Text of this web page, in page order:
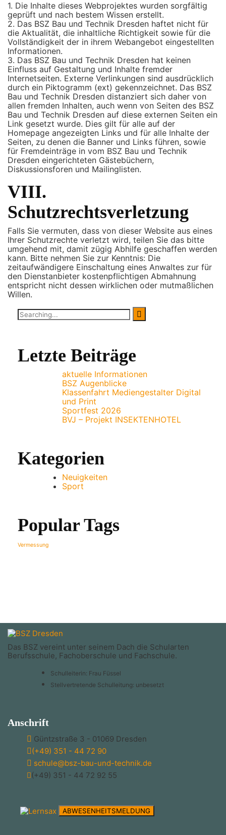
1. Die Inhalte dieses Webprojektes wurden sorgfältig
geprüft und nach bestem Wissen erstellt.
2. Das BSZ Bau und Technik Dresden haftet nicht für
die Aktualität, die inhaltliche Richtigkeit sowie für die
Vollständigkeit der in ihrem Webangebot eingestellten
Informationen.
3. Das BSZ Bau und Technik Dresden hat keinen
Einfluss auf Gestaltung und Inhalte fremder
Internetseiten. Externe Verlinkungen sind ausdrücklich
durch ein Piktogramm (ext) gekennzeichnet. Das BSZ
Bau und Technik Dresden distanziert sich daher von
allen fremden Inhalten, auch wenn von Seiten des BSZ
Bau und Technik Dresden auf diese externen Seiten ein
Link gesetzt wurde. Dies gilt für alle auf der
Homepage angezeigten Links und für alle Inhalte der
Seiten, zu denen die Banner und Links führen, sowie
für Fremdeinträge in vom BSZ Bau und Technik
Dresden eingerichteten Gästebüchern,
Diskussionsforen und Mailinglisten.
VIII.
Schutzrechtsverletzung
Falls Sie vermuten, dass von dieser Website aus eines
Ihrer Schutzrechte verletzt wird, teilen Sie das bitte
umgehend mit, damit zügig Abhilfe geschaffen werden
kann. Bitte nehmen Sie zur Kenntnis: Die
zeitaufwändigere Einschaltung eines Anwaltes zur für
den Dienstanbieter kostenpflichtigen Abmahnung
entspricht nicht dessen wirklichen oder mutmaßlichen
Willen.
Search
for:
Letzte Beiträge
aktuelle Informationen
BSZ Augenblicke
Klassenfahrt Mediengestalter Digital
und Print
Sportfest 2026
BVJ – Projekt INSEKTENHOTEL
Kategorien
Neuigkeiten
Sport
Popular Tags
Vermessung
Das BSZ vereint unter seinem Dach die Schularten
Berufsschule, Fachoberschule und Fachschule.
Schulleiterin: Frau Füssel
Stellvertretende Schulleitung: unbesetzt
Anschrift
Güntzstraße 3 - 01069 Dresden
(+49) 351 - 44 72 90
schule@bsz-bau-und-technik.de
(+49) 351 - 44 72 92 55
ABWESENHEITSMELDUNG